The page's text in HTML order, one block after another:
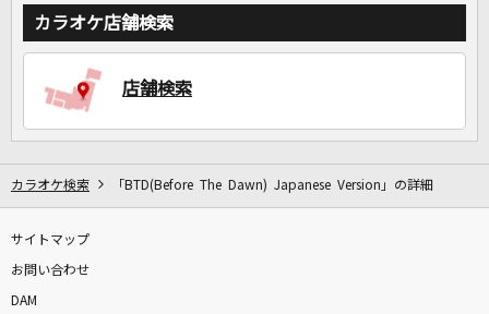
カラオケ店舗検索
店舗検索
カラオケ検索 「BTD(Before The Dawn) Japanese Version」の詳細
サイトマップ
お問い合わせ
DAM